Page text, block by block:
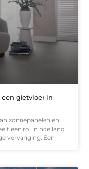
gietvloer in
zonnepanelen en
een rol in hoe lang
vervanging. Een